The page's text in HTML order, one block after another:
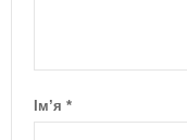
Ім’я *